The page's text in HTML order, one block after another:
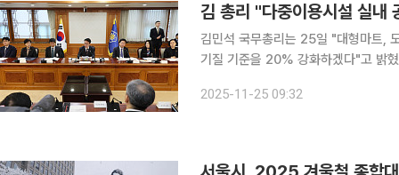
김 총리 "다중이용시설 실
김민석 국무총리는 25일 "대형마트,
기질 기준을 20% 강화하겠다"고 밝혔다. 김민석 총리는 이날 정부서울청사에서 17차
2025-11-25 09:32